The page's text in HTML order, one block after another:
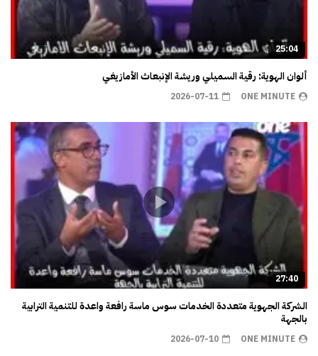
25:04
ألوان الهوية: رقية السميلي وريشة الإنبعاث الأمازيغي
ONE MINUTE
2026-07-11
27:40
الشركة الجهوية متعددة الخدمات سوس ماسة رافعة واعدة للتنمية الترابية
بالجهة
ONE MINUTE
2026-07-10